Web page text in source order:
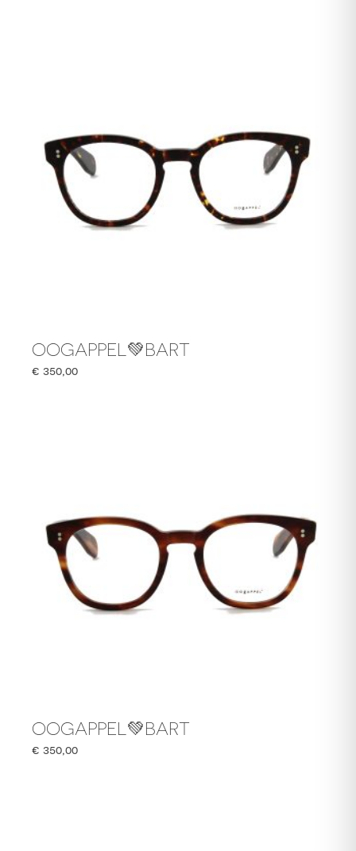
OOGAPPEL💚BART
€ 350,00
OOGAPPEL💚BART
€ 350,00